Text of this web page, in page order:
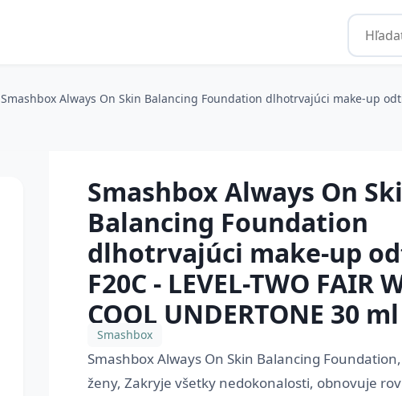
Smashbox Always On Skin Balancing Foundation dlhotrvajúci make-up
Smashbox Always On
Balancing Foundation
dlhotrvajúci make-up
F20C - LEVEL-TWO FAIR
COOL UNDERTONE 30 ml
Smashbox
Smashbox Always On Skin Balancing
ženy, Zakryje všetky nedokonalosti, obnovuje